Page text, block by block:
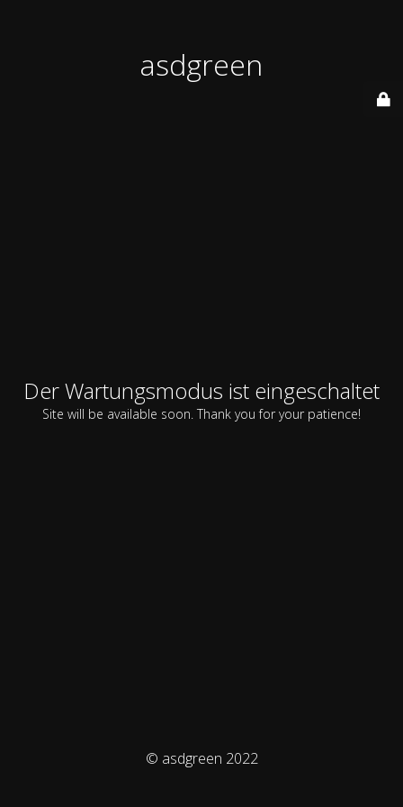
asdgreen
Der Wartungsmodus ist eingeschaltet
Site will be available soon. Thank you for your patience!
© asdgreen 2022